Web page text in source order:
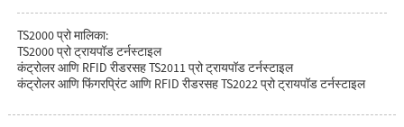
TS2000 प्रो मालिका:
TS2000 प्रो ट्रायपॉड टर्नस्टाइल
कंट्रोलर आणि RFID रीडरसह TS2011 प्रो ट्रायपॉड टर्नस्टाइल
कंट्रोलर आणि फिंगरप्रिंट आणि RFID रीडरसह TS2022 प्रो ट्रायपॉड टर्नस्टाइल